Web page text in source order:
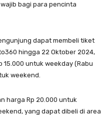
bagi para pencinta
dapat membeli tiket
hingga 22 Oktober 2024,
untuk weekday (Rabu
weekend.
harga Rp 20.000 untuk
yang dapat dibeli di area